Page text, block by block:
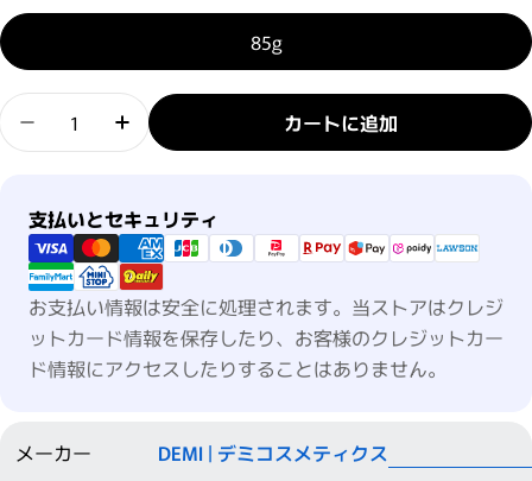
85g
数量
エレベート ドライワックス / 8Fの数量を減らす
エレベート ドライワックス / 8Fの数量を
カートに追加
支払いとセキュリティ
支払い方法
お支払い情報は安全に処理されます。当ストアはクレジ
ットカード情報を保存したり、お客様のクレジットカー
ド情報にアクセスしたりすることはありません。
メーカー DEMI | デミコスメティクス